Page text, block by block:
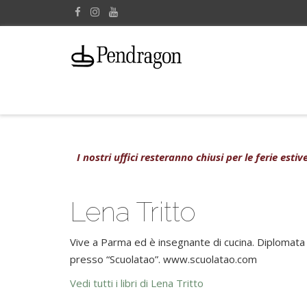
I nostri uffici resteranno chiusi per le ferie
Lena Tritto
Vive a Parma ed è insegnante di cucina.
presso “Scuolatao”. www.scuolatao.com
Vedi tutti i libri di Lena Tritto